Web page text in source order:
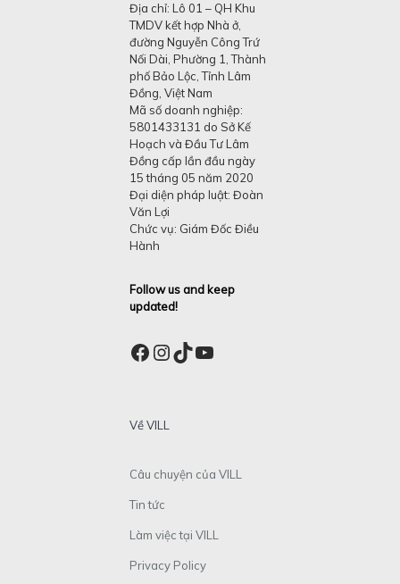
Địa chỉ: Lô 01 – QH Khu
TMDV kết hợp Nhà ở,
đường Nguyễn Công Trứ
Nối Dài, Phường 1, Thành
phố Bảo Lộc, Tỉnh Lâm
Đồng, Việt Nam
Mã số doanh nghiệp:
5801433131 do Sở Kế
Hoạch và Đầu Tư Lâm
Đồng cấp lần đầu ngày
15 tháng 05 năm 2020
Đại diện pháp luật: Đoàn
Văn Lợi
Chức vụ: Giám Đốc Điều
Hành
Follow us and keep
updated!
Facebook
Instagram
TikTok
YouTube
Về VILL
Câu chuyện của VILL
Tin tức
Làm việc tại VILL
Privacy Policy